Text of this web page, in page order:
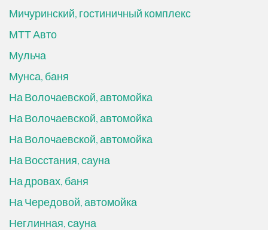
Мичуринский, гостиничный комплекс
МТТ Авто
Мульча
Мунса, баня
На Волочаевской, автомойка
На Волочаевской, автомойка
На Волочаевской, автомойка
На Восстания, сауна
На дровах, баня
На Чередовой, автомойка
Неглинная, сауна